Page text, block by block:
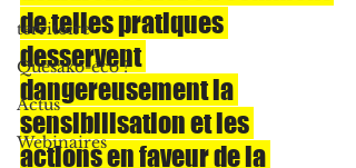
territoire
Quesako-éco ?
Actus
Webinaires
de telles pratiques
desservent
dangereusement la
sensibilisation et les
actions en faveur de la